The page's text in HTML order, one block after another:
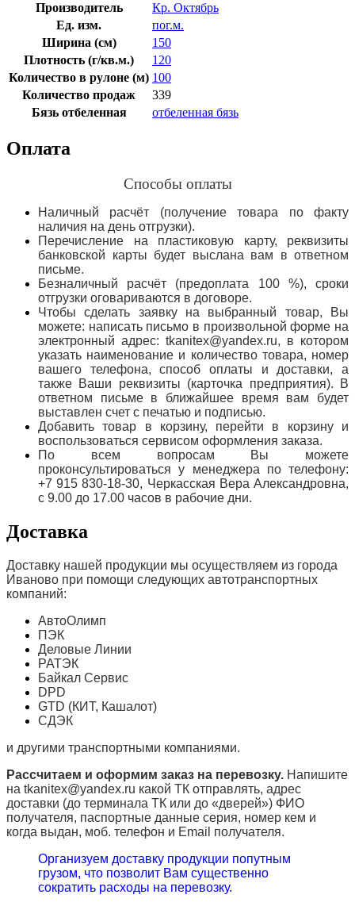
Производитель
Кр. Октябрь
Ед. изм.
пог.м.
Ширина (см)
150
Плотность (г/кв.м.)
120
Количество в рулоне (м) 100
Количество продаж
339
Бязь отбеленная
отбеленная бязь
Оплата
Способы оплаты
Наличный расчёт (получение товара по факту
наличия на день отгрузки).
Перечисление на пластиковую карту, реквизиты
банковской карты будет выслана вам в ответном
письме.
Безналичный расчёт (предоплата 100 %), сроки
отгрузки оговариваются в договоре.
Чтобы сделать заявку на выбранный товар, Вы
можете: написать письмо в произвольной форме на
электронный адрес: tkanitex@yandex.ru, в котором
указать наименование и количество товара, номер
вашего телефона, способ оплаты и доставки, а
также Ваши реквизиты (карточка предприятия). В
ответном письме в ближайшее время вам будет
выставлен счет с печатью и подписью.
Добавить товар в корзину, перейти в корзину и
воспользоваться сервисом оформления заказа.
По всем вопросам Вы можете
проконсультироваться у менеджера по телефону:
+7 915 830-18-30, Черкасская Вера Александровна,
с 9.00 до 17.00 часов в рабочие дни.
Доставка
Доставку нашей продукции мы осуществляем из города
Иваново при помощи следующих автотранспортных
компаний:
АвтоОлимп
ПЭК
Деловые Линии
РАТЭК
Байкал Сервис
DPD
GTD (КИТ, Кашалот)
СДЭК
и другими транспортными компаниями.
Рассчитаем и оформим заказ на перевозку. Напишите
на tkanitex@yandex.ru какой ТК отправлять, адрес
доставки (до терминала ТК или до «дверей») ФИО
получателя, паспортные данные серия, номер кем и
когда выдан, моб. телефон и Email получателя.
Организуем доставку продукции попутным
грузом, что позволит Вам существенно
сократить расходы на перевозку.